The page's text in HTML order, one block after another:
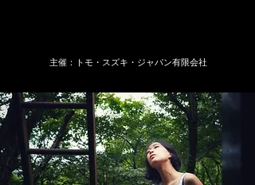
主催：トモ・スズキ・ジャパン有限会社